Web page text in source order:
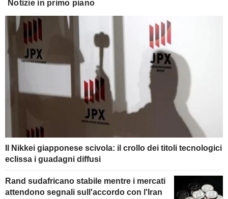
Notizie in primo piano
Il Nikkei giapponese scivola: il crollo dei titoli tecnologici
eclissa i guadagni diffusi
Rand sudafricano stabile mentre i mercati
attendono segnali sull'accordo con l'Iran